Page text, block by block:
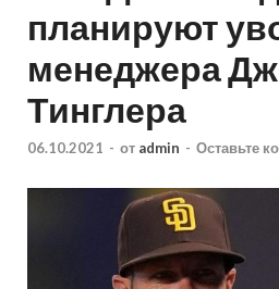
планируют
менеджера
Тинглера
06.10.2021 - от admin - Оставьте